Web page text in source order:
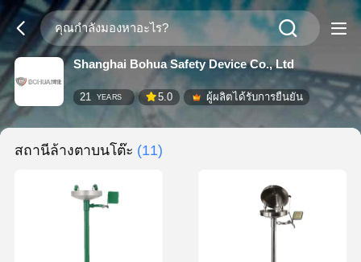
Shanghai Bohua Safety Device Co., Ltd
21 YEARS 5.0 ผู้ผลิตได้รับการยืนยัน
สถานีล้างตาบนโต๊ะ (11)